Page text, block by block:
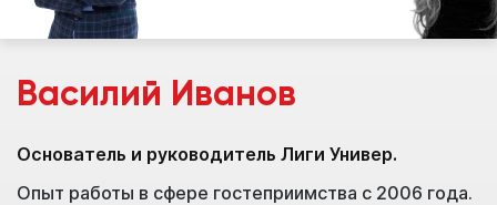
Василий Иванов
Основатель и руководитель Лиги Универ.
Опыт работы в сфере гостеприимства с 2006 года.